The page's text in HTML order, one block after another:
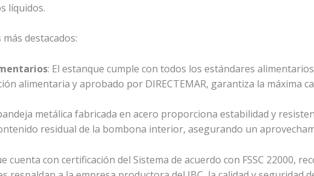
líquidos.
destacados:
: El estanque cumple con todos los estándares
alimentaria y aprobado por DIRECTEMAR, garantiza la máxima
metálica fabricada en acero proporciona estabilidad y
residual de la bombona interior, asegurando un
cuenta con certificación del Sistema de acuerdo con FSSC 22000,